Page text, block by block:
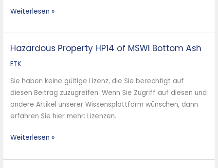
–
Weiterlesen »
Hazardous Property HP14 of MSWI Bottom Ash
ETK
Sie haben keine gültige Lizenz, die Sie berechtigt auf
diesen Beitrag zuzugreifen. Wenn Sie Zugriff auf diesen und
andere Artikel unserer Wissensplattform wünschen, dann
erfahren Sie hier mehr: Lizenzen.
Hazardous
Property
of
MSWI
Bottom
Ash
Weiterlesen »